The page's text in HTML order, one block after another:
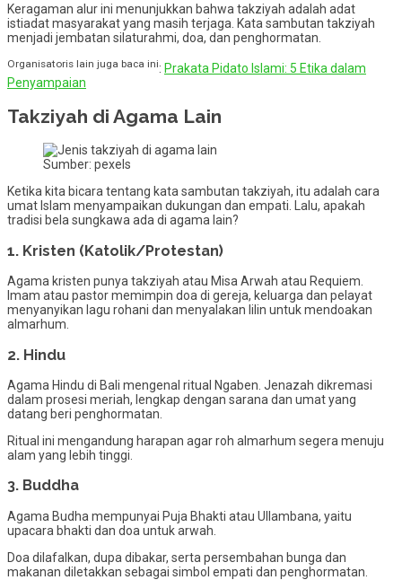
Keragaman alur ini menunjukkan bahwa takziyah adalah adat
istiadat masyarakat yang masih terjaga. Kata sambutan takziyah
menjadi jembatan silaturahmi, doa, dan penghormatan.
Organisatoris lain juga baca ini: Prakata Pidato Islami: 5 Etika dalam
Penyampaian
Takziyah di Agama Lain
Sumber: pexels
Ketika kita bicara tentang kata sambutan takziyah, itu adalah cara
umat Islam menyampaikan dukungan dan empati. Lalu, apakah
tradisi bela sungkawa ada di agama lain?
1. Kristen (Katolik/Protestan)
Agama kristen punya takziyah atau Misa Arwah atau Requiem.
Imam atau pastor memimpin doa di gereja, keluarga dan pelayat
menyanyikan lagu rohani dan menyalakan lilin untuk mendoakan
almarhum.
2. Hindu
Agama Hindu di Bali mengenal ritual Ngaben. Jenazah dikremasi
dalam prosesi meriah, lengkap dengan sarana dan umat yang
datang beri penghormatan.
Ritual ini mengandung harapan agar roh almarhum segera menuju
alam yang lebih tinggi.
3. Buddha
Agama Budha mempunyai Puja Bhakti atau Ullambana, yaitu
upacara bhakti dan doa untuk arwah.
Doa dilafalkan, dupa dibakar, serta persembahan bunga dan
makanan diletakkan sebagai simbol empati dan penghormatan.